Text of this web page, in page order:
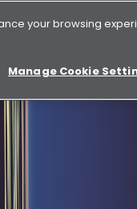
your browsing
Manage Cookie